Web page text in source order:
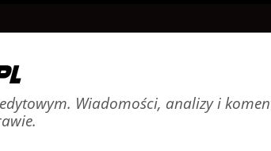
Wiadomości, analizy i